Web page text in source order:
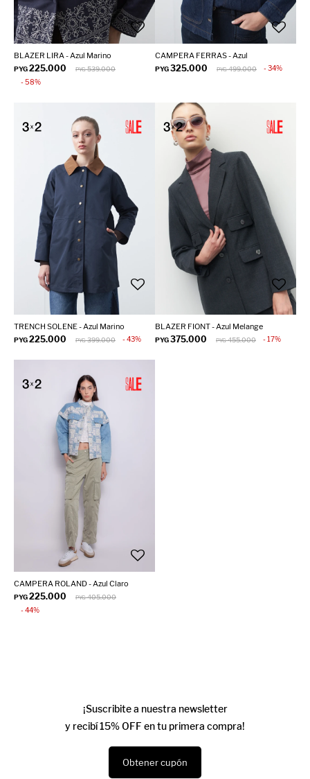
BLAZER LIRA - Azul Marino
PYG225.000 PYG 539.000
58
CAMPERA FERRAS - Azul
PYG325.000 PYG 499.000 34
TRENCH SOLENE - Azul Marino
PYG225.000 PYG 399.000 43
BLAZER FIONT - Azul Melange
PYG375.000 PYG 455.000 17
CAMPERA ROLAND - Azul Claro
PYG225.000 PYG 405.000
44
¡Suscribite a nuestra newsletter
y recibí 15% OFF en tu primera compra!
Obtener cupón